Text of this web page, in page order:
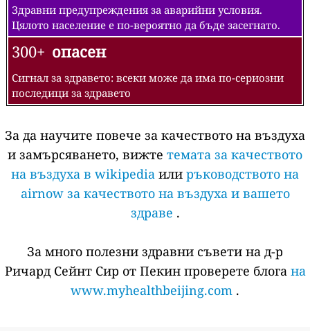
Здравни предупреждения за аварийни условия.
Цялото население е по-вероятно да бъде засегнато.
300+ опасен
Сигнал за здравето: всеки може да има по-сериозни
последици за здравето
За да научите повече за качеството на въздуха
и замърсяването, вижте темата за качеството
на въздуха в wikipedia или ръководството на
airnow за качеството на въздуха и вашето
здраве .
За много полезни здравни съвети на д-р
Ричард Сейнт Сир от Пекин проверете блога на
www.myhealthbeijing.com .